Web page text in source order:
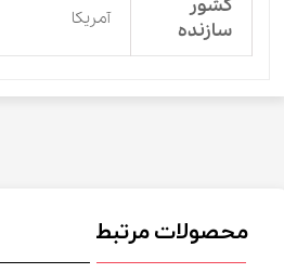
کشور
سازنده
آمریکا
محصولات مرتبط